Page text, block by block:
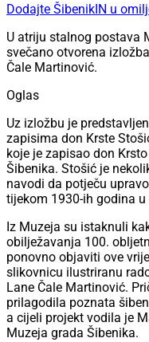
Dodajte ŠibenikIN u
U atriju stalnog postava
svečano otvorena
Čale Martinović.
Oglas
Uz izložbu je
zapisima don Krste
koje je zapisao don
Šibenika. Stošić je
navodi da potječu
tijekom 1930-ih godina
Iz Muzeja su istaknuli
obilježavanja 100.
ponovno objaviti ove
slikovnicu ilustriranu
Lane Čale Martinović.
prilagodila poznata
a cijeli projekt vodila je
Muzeja grada Šibenika.